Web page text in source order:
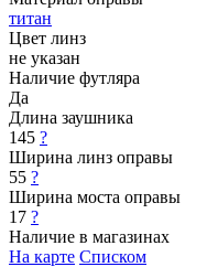
титан
Цвет линз
не указан
Наличие футляра
Да
Длина заушника
145 ?
Ширина линз оправы
55 ?
Ширина моста оправы
17 ?
Наличие в магазинах
На карте Списком